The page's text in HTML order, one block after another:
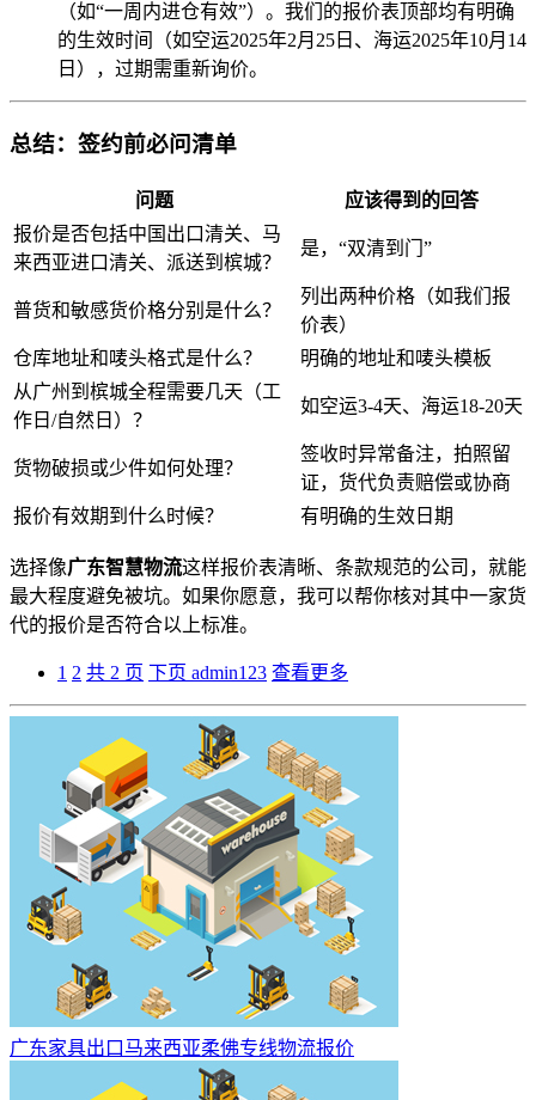
（如“一周内进仓有效”）。我们的报价表顶部均有明确
的生效时间（如空运2025年2月25日、海运2025年10月14
日），过期需重新询价。
总结：签约前必问清单
问题
应该得到的回答
报价是否包括中国出口清关、马
来西亚进口清关、派送到槟城？
是，“双清到门”
普货和敏感货价格分别是什么？
列出两种价格（如我们报
价表）
仓库地址和唛头格式是什么？
明确的地址和唛头模板
从广州到槟城全程需要几天（工
作日/自然日）？
如空运3-4天、海运18-20天
货物破损或少件如何处理？
签收时异常备注，拍照留
证，货代负责赔偿或协商
报价有效期到什么时候？
有明确的生效日期
选择像广东智慧物流这样报价表清晰、条款规范的公司，就能
最大程度避免被坑。如果你愿意，我可以帮你核对其中一家货
代的报价是否符合以上标准。
1 2 共 2 页 下页 admin123 查看更多
广东家具出口马来西亚柔佛专线物流报价